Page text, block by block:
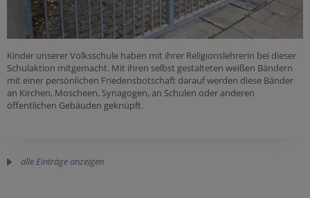
Kinder unserer Volksschule haben mit ihrer Religionslehrerin bei dieser
Schulaktion mitgemacht. Mit ihren selbst gestalteten weißen Bändern
mit einer persönlichen Friedensbotschaft darauf werden diese Bänder
an Kirchen, Moscheen, Synagogen, an Schulen oder anderen
öffentlichen Gebäuden geknüpft.
alle Einträge anzeigen